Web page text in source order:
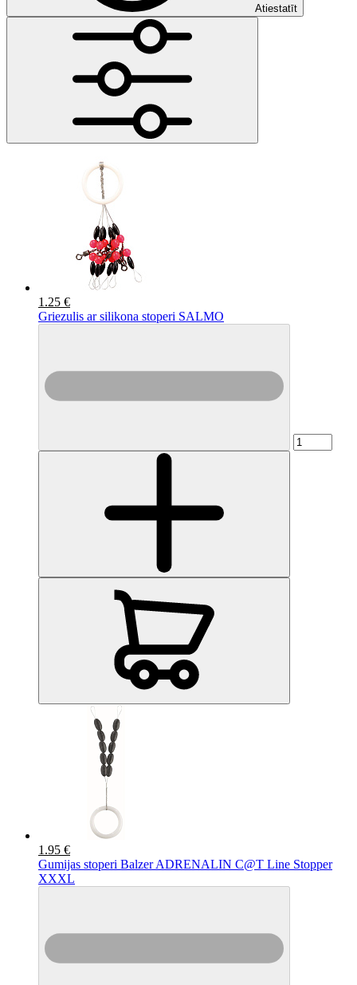
Atiestatīt
1.25 €
Griezulis ar silikona stoperi SALMO
1.95 €
Gumijas stoperi Balzer ADRENALIN C@T Line Stopper
XXXL